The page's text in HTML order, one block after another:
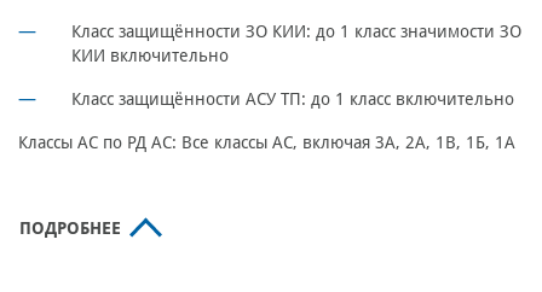
Класс защищённости ЗО КИИ: до 1 класс значимости ЗО
КИИ включительно
Класс защищённости АСУ ТП: до 1 класс включительно
Классы АС по РД АС: Все классы АС, включая 3А, 2А, 1В, 1Б, 1А
ПОДРОБНЕЕ